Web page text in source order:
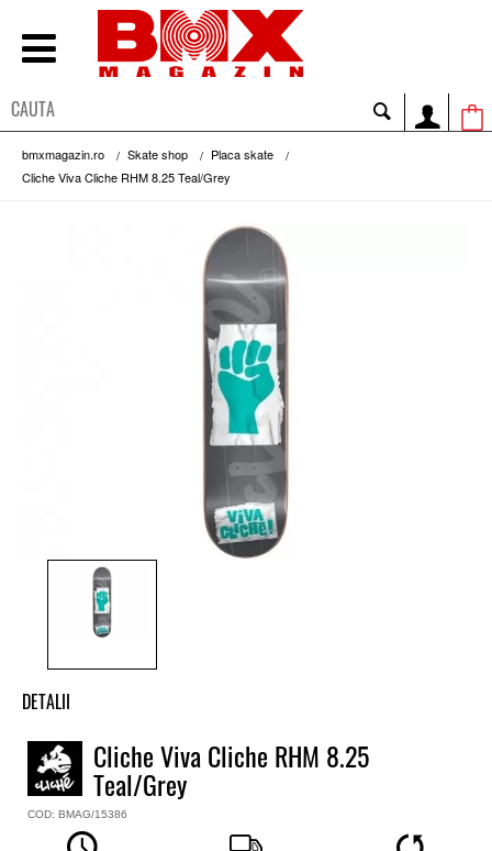
bmxmagazin.ro Skate shop
Placa skate
Cliche Viva Cliche RHM 8.25 Teal/Grey
DETALII
Placa skate Cliche
Model
Viva Cliche RHM 8.25
Culoare
Cliche Viva Cliche RHM 8.25
Teal/Grey
COD: BMAG/15386